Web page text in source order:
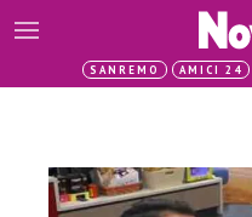
SANREMO AMICI 24